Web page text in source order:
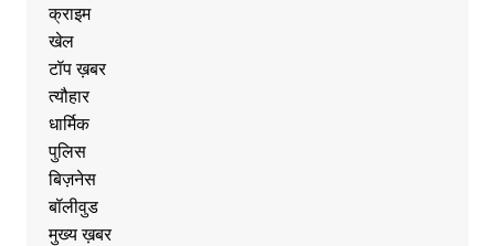
क्राइम
खेल
टॉप ख़बर
त्यौहार
धार्मिक
पुलिस
बिज़नेस
बॉलीवुड
मुख्य ख़बर